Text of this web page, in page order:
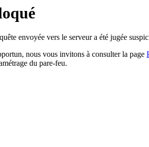
envoyée vers le serveur a été jugée
nous vous invitons à consulter la page
du pare-feu.